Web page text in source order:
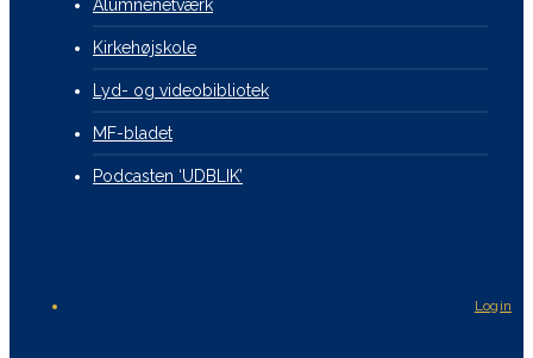
Alumnenetværk
Kirkehøjskole
Lyd- og videobibliotek
MF-bladet
Podcasten ‘UDBLIK’
Login